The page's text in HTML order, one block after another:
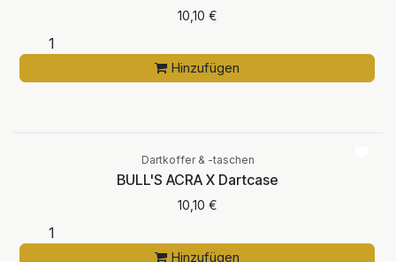
10,10 €
Hinzufügen
Dartkoffer & -taschen
BULL'S ACRA X Dartcase
10,10 €
Hinzufügen